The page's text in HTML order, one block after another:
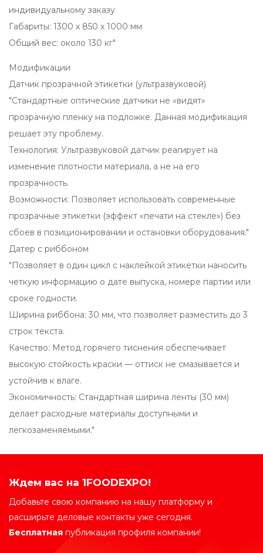
индивидуальному заказу
Габариты: 1300 х 850 х 1000 мм
Общий вес: около 130 кг"
Модификации
Датчик прозрачной этикетки (ультразвуковой)
"Стандартные оптические датчики не «видят»
прозрачную пленку на подложке. Данная модификация
решает эту проблему.
Технология: Ультразвуковой датчик реагирует на
изменение плотности материала, а не на его
прозрачность.
Возможности: Позволяет использовать современные
прозрачные этикетки (эффект «печати на стекле») без
сбоев в позиционировании и остановки оборудования."
Датер с риббоном
"Позволяет в один цикл с наклейкой этикетки наносить
четкую информацию о дате выпуска, номере партии или
сроке годности.
Ширина риббона: 30 мм, что позволяет разместить до 3
строк текста.
Качество: Метод горячего тиснения обеспечивает
высокую стойкость краски — оттиск не смазывается и
устойчив к влаге.
Экономичность: Стандартная ширина ленты (30 мм)
делает расходные материалы доступными и
легкозаменяемыми."
Ждем вас на 1FOODEXPO!
Добавьте свою компанию на нашу платформу и
расширьте деловые контакты уже сегодня.
Бесплатная публикация профиля компании!